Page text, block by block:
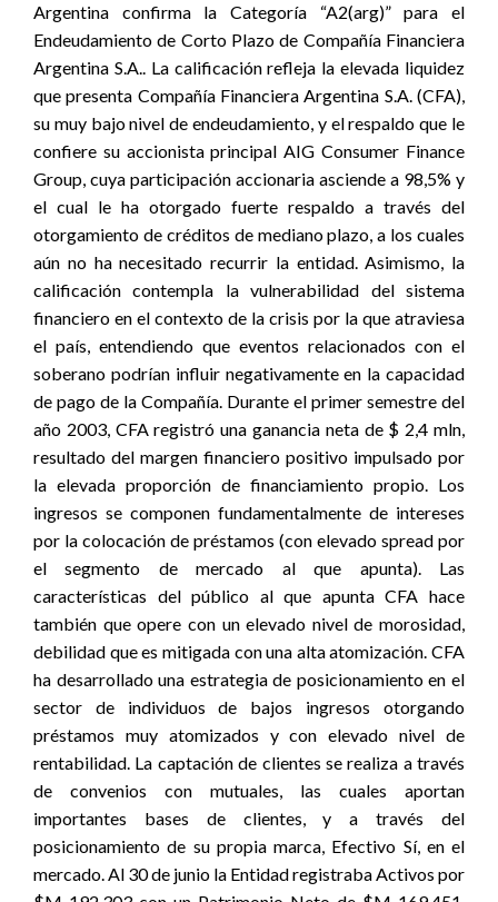
Argentina confirma la Categoría “A2(arg)” para el
Endeudamiento de Corto Plazo de Compañía Financiera
Argentina S.A.. La calificación refleja la elevada liquidez
que presenta Compañía Financiera Argentina S.A. (CFA),
su muy bajo nivel de endeudamiento, y el respaldo que le
confiere su accionista principal AIG Consumer Finance
Group, cuya participación accionaria asciende a 98,5% y
el cual le ha otorgado fuerte respaldo a través del
otorgamiento de créditos de mediano plazo, a los cuales
aún no ha necesitado recurrir la entidad. Asimismo, la
calificación contempla la vulnerabilidad del sistema
financiero en el contexto de la crisis por la que atraviesa
el país, entendiendo que eventos relacionados con el
soberano podrían influir negativamente en la capacidad
de pago de la Compañía. Durante el primer semestre del
año 2003, CFA registró una ganancia neta de $ 2,4 mln,
resultado del margen financiero positivo impulsado por
la elevada proporción de financiamiento propio. Los
ingresos se componen fundamentalmente de intereses
por la colocación de préstamos (con elevado spread por
el segmento de mercado al que apunta). Las
características del público al que apunta CFA hace
también que opere con un elevado nivel de morosidad,
debilidad que es mitigada con una alta atomización. CFA
ha desarrollado una estrategia de posicionamiento en el
sector de individuos de bajos ingresos otorgando
préstamos muy atomizados y con elevado nivel de
rentabilidad. La captación de clientes se realiza a través
de convenios con mutuales, las cuales aportan
importantes bases de clientes, y a través del
posicionamiento de su propia marca, Efectivo Sí, en el
mercado. Al 30 de junio la Entidad registraba Activos por